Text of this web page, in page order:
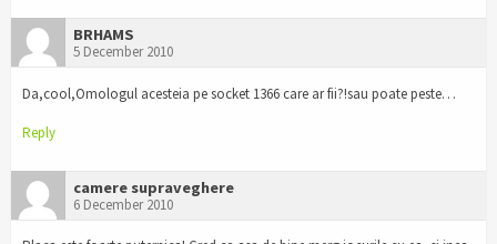
BRHAMS
5 December 2010
Da,cool,Omologul acesteia pe socket 1366 care ar fii?!sau poate peste…
Reply
camere supraveghere
6 December 2010